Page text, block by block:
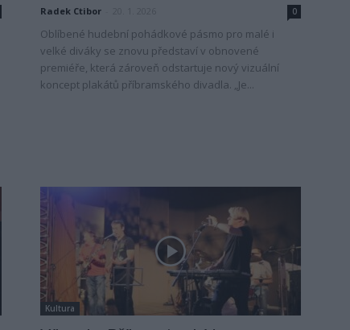
Radek Ctibor 0
Oblíbené hudební pohádkové pásmo pro malé i
velké diváky se znovu představí v obnovené
premiéře, která zároveň odstartuje nový vizuální
koncept plakátů příbramského divadla. „Je...
Kultura